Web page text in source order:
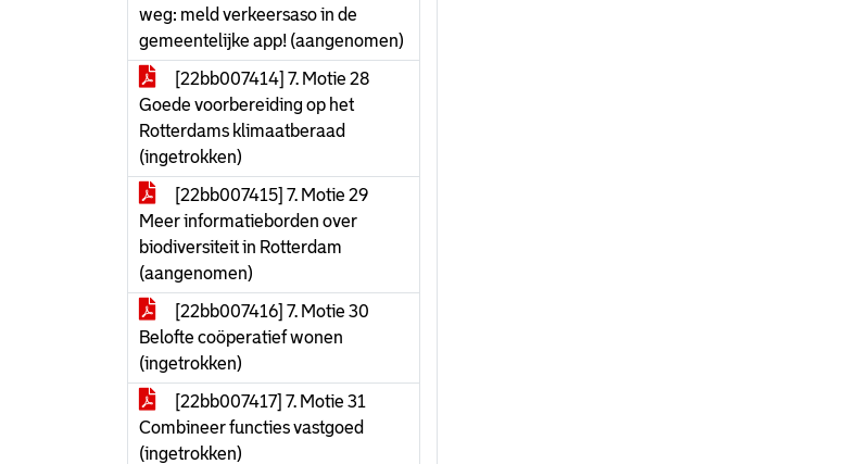
weg: meld verkeersaso in de
gemeentelijke app! (aangenomen)
[22bb007414] 7. Motie 28
Goede voorbereiding op het
Rotterdams klimaatberaad
(ingetrokken)
[22bb007415] 7. Motie 29
Meer informatieborden over
biodiversiteit in Rotterdam
(aangenomen)
[22bb007416] 7. Motie 30
Belofte coöperatief wonen
(ingetrokken)
[22bb007417] 7. Motie 31
Combineer functies vastgoed
(ingetrokken)